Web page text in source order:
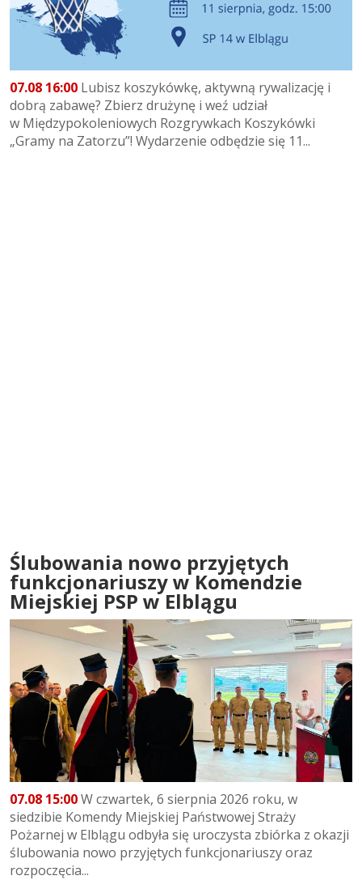
07.08 16:00 Lubisz koszykówkę, aktywną rywalizację i
dobrą zabawę? Zbierz drużynę i weź udział
w Międzypokoleniowych Rozgrywkach Koszykówki
„Gramy na Zatorzu”! Wydarzenie odbędzie się 11...
Ślubowania nowo przyjętych
funkcjonariuszy w Komendzie
Miejskiej PSP w Elblągu
07.08 15:00W czwartek, 6 sierpnia 2026 roku, w
siedzibie Komendy Miejskiej Państwowej Straży
Pożarnej w Elblągu odbyła się uroczysta zbiórka z okazji
ślubowania nowo przyjętych funkcjonariuszy oraz
rozpoczęcia...